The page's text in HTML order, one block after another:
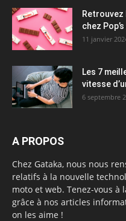
chez
11 janvier
Les 7
vitesse
6 septembre
A PROPOS
Chez Gataka, nous nous
relatifs à la nouvelle
moto et web. Tenez-vous
grâce à nos articles
on les aime !